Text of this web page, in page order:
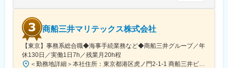
商船三井マリテックス株式会社
【東京】事務系総合職◆海事手続業務など◆商船三井グループ／年
休130日／実働1日7h／残業月20h程
＜勤務地詳細＞本社住所：東京都港区虎ノ門2-1-1 商船三井ビル勤務地最寄駅：東京メトロ銀座線／虎ノ門駅受動喫煙対策：屋内全面禁煙変更の範囲：会社の定める事業所